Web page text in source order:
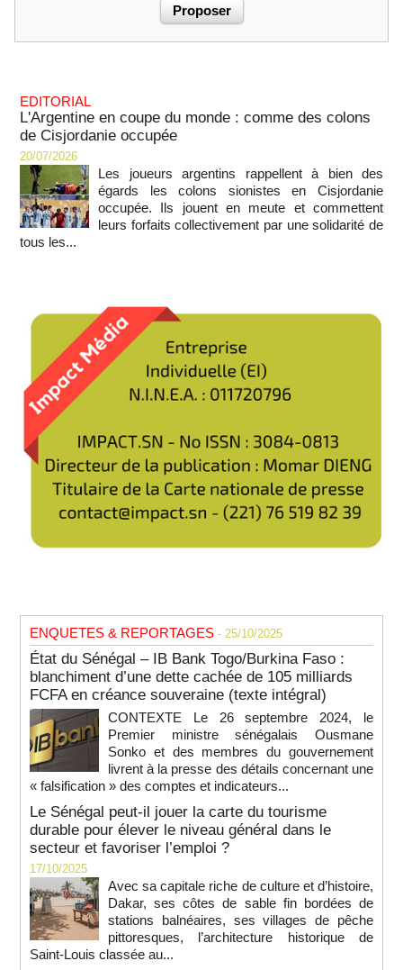
EDITORIAL
L'Argentine en coupe du monde : comme des colons
de Cisjordanie occupée
20/07/2026
Les joueurs argentins rappellent à bien des
égards les colons sionistes en Cisjordanie
occupée. Ils jouent en meute et commettent
leurs forfaits collectivement par une solidarité de
tous les...
ENQUETES & REPORTAGES - 25/10/2025
État du Sénégal – IB Bank Togo/Burkina Faso :
blanchiment d’une dette cachée de 105 milliards
FCFA en créance souveraine (texte intégral)
CONTEXTE Le 26 septembre 2024, le
Premier ministre sénégalais Ousmane
Sonko et des membres du gouvernement
livrent à la presse des détails concernant une
« falsification » des comptes et indicateurs...
Le Sénégal peut-il jouer la carte du tourisme
durable pour élever le niveau général dans le
secteur et favoriser l’emploi ?
17/10/2025
Avec sa capitale riche de culture et d’histoire,
Dakar, ses côtes de sable fin bordées de
stations balnéaires, ses villages de pêche
pittoresques, l’architecture historique de
Saint-Louis classée au...